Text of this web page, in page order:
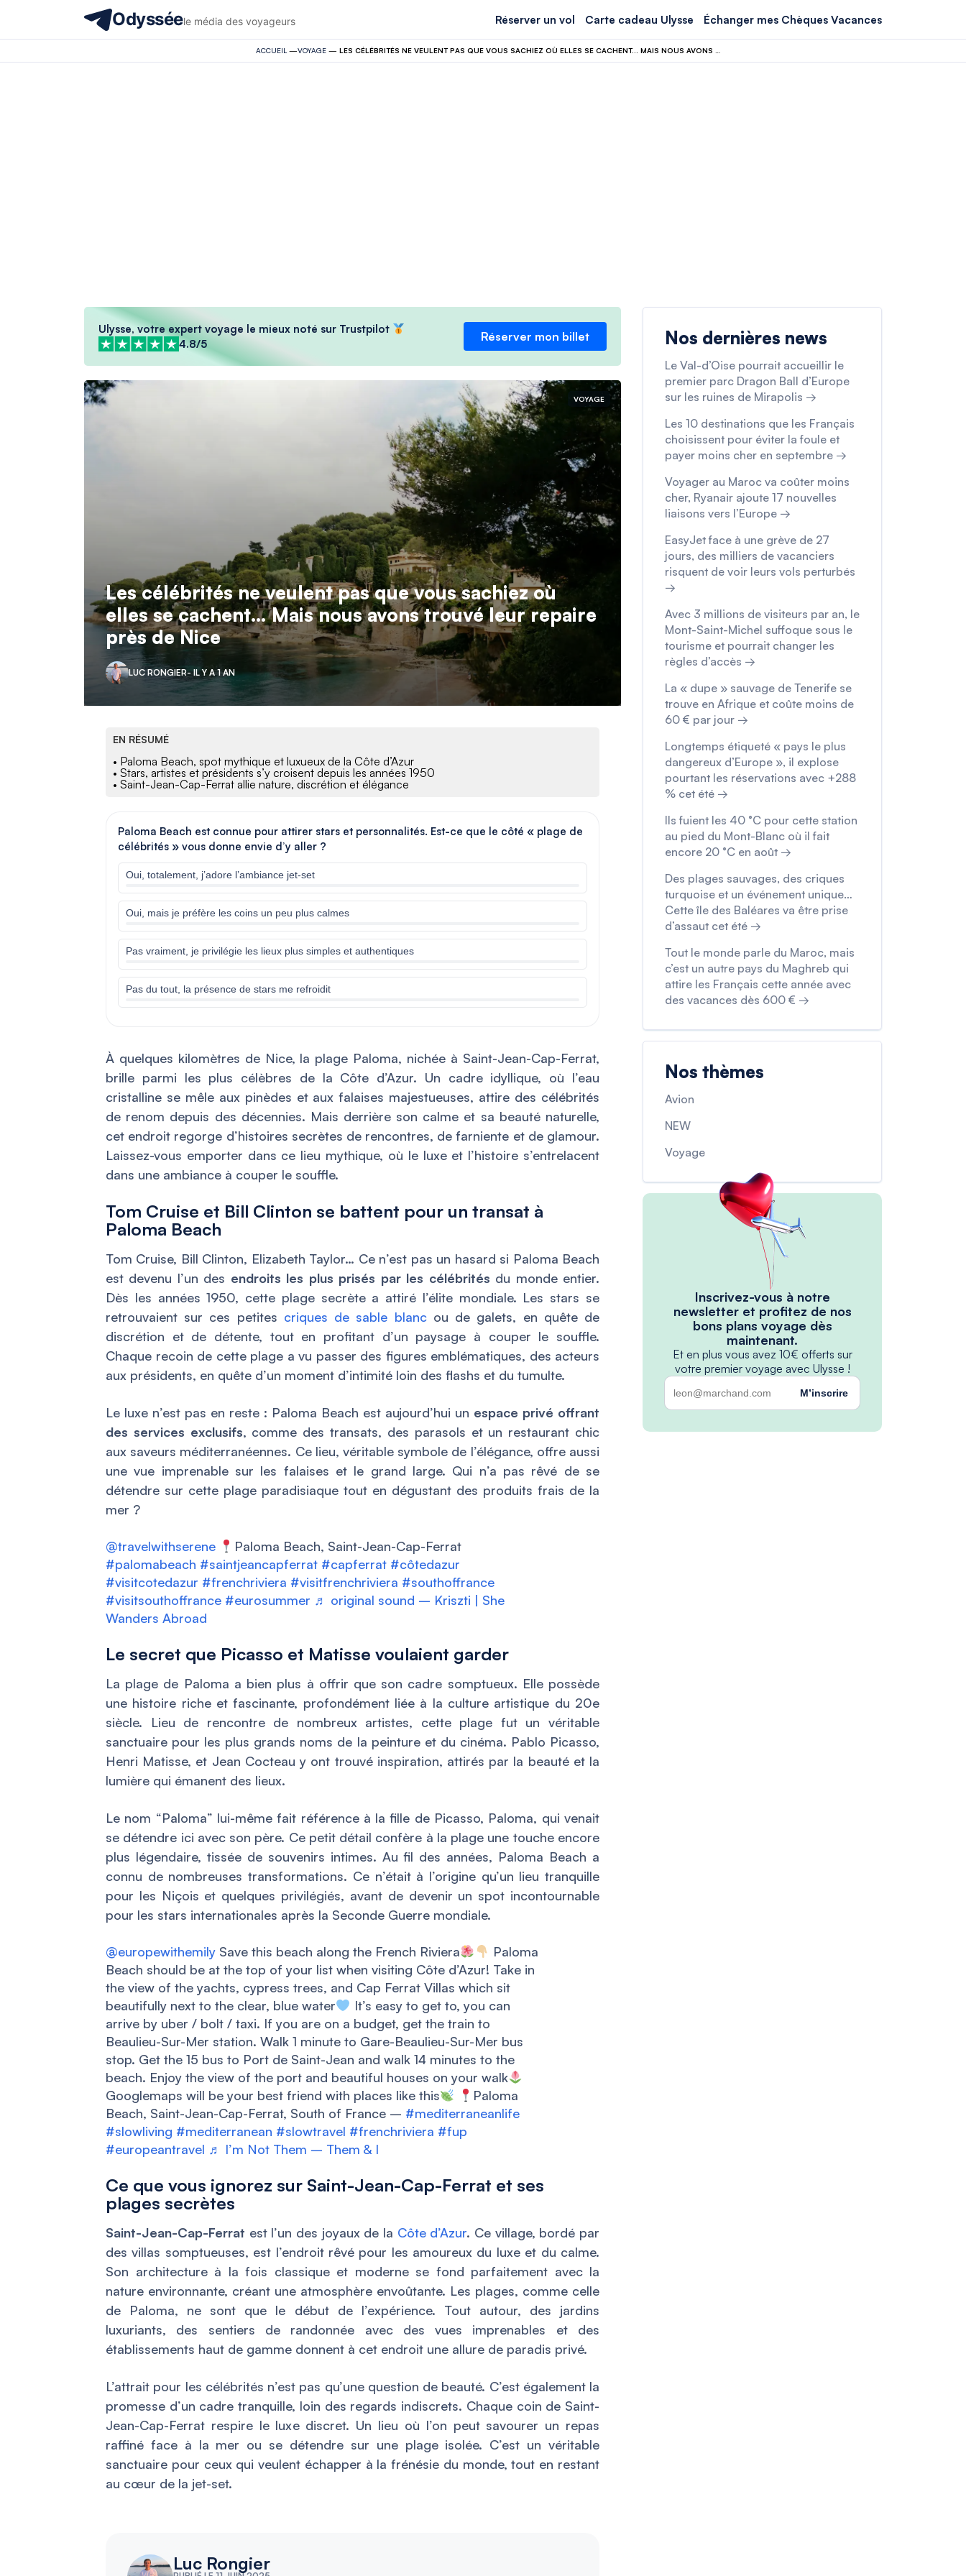
Odysséele média des voyageurs Réserver un vol Carte cadeau Ulysse Échanger mes Chèques Vacances
ACCUEIL —VOYAGE—
Ulysse, votre expert voyage le mieux noté sur Trustpilot
4.8/5
Réserver mon billet
VOYAGE
Les célébrités ne veulent pas que vous sachiez où
elles se cachent… Mais nous avons trouvé leur repaire
près de Nice
LUC RONGIER- IL Y A 1 AN
EN RÉSUMÉ
• Paloma Beach, spot mythique et luxueux de la Côte d’Azur
• Stars, artistes et présidents s’y croisent depuis les années 1950
• Saint-Jean-Cap-Ferrat allie nature, discrétion et élégance
Paloma Beach est connue pour attirer stars et personnalités. Est-ce que le côté « plage de
célébrités » vous donne envie d’y aller ?
Oui, totalement, j’adore l’ambiance jet-set
Oui, mais je préfère les coins un peu plus calmes
Pas vraiment, je privilégie les lieux plus simples et authentiques
Pas du tout, la présence de stars me refroidit
À quelques kilomètres de Nice, la plage Paloma, nichée à Saint-Jean-Cap-Ferrat,
brille parmi les plus célèbres de la Côte d’Azur. Un cadre idyllique, où l’eau
cristalline se mêle aux pinèdes et aux falaises majestueuses, attire des célébrités
de renom depuis des décennies. Mais derrière son calme et sa beauté naturelle,
cet endroit regorge d’histoires secrètes de rencontres, de farniente et de glamour.
Laissez-vous emporter dans ce lieu mythique, où le luxe et l’histoire s’entrelacent
dans une ambiance à couper le souffle.
Tom Cruise et Bill Clinton se battent pour un transat à
Paloma Beach
Tom Cruise, Bill Clinton, Elizabeth Taylor… Ce n’est pas un hasard si Paloma Beach
est devenu l’un des endroits les plus prisés par les célébrités du monde entier.
Dès les années 1950, cette plage secrète a attiré l’élite mondiale. Les stars se
retrouvaient sur ces petites criques de sable blancou de galets, en quête de
discrétion et de détente, tout en profitant d’un paysage à couper le souffle.
Chaque recoin de cette plage a vu passer des figures emblématiques, des acteurs
aux présidents, en quête d’un moment d’intimité loin des flashs et du tumulte.
Le luxe n’est pas en reste : Paloma Beach est aujourd’hui un espace privé offrant
des services exclusifs, comme des transats, des parasols et un restaurant chic
aux saveurs méditerranéennes. Ce lieu, véritable symbole de l’élégance, offre aussi
une vue imprenable sur les falaises et le grand large. Qui n’a pas rêvé de se
détendre sur cette plage paradisiaque tout en dégustant des produits frais de la
mer ?
@travelwithserene
Paloma Beach, Saint-Jean-Cap-Ferrat
#palomabeach #saintjeancapferrat #capferrat #côtedazur
#visitcotedazur #frenchriviera #visitfrenchriviera #southoffrance
#visitsouthoffrance #eurosummer ♬ original sound – Kriszti | She
Wanders Abroad
Le secret que Picasso et Matisse voulaient garder
La plage de Paloma a bien plus à offrir que son cadre somptueux. Elle possède
une histoire riche et fascinante, profondément liée à la culture artistique du 20e
siècle. Lieu de rencontre de nombreux artistes, cette plage fut un véritable
sanctuaire pour les plus grands noms de la peinture et du cinéma. Pablo Picasso,
Henri Matisse, et Jean Cocteau y ont trouvé inspiration, attirés par la beauté et la
lumière qui émanent des lieux.
Le nom “Paloma” lui-même fait référence à la fille de Picasso, Paloma, qui venait
se détendre ici avec son père. Ce petit détail confère à la plage une touche encore
plus légendaire, tissée de souvenirs intimes. Au fil des années, Paloma Beach a
connu de nombreuses transformations. Ce n’était à l’origine qu’un lieu tranquille
pour les Niçois et quelques privilégiés, avant de devenir un spot incontournable
pour les stars internationales après la Seconde Guerre mondiale.
@europewithemily Save this beach along the French Riviera
Paloma
Beach should be at the top of your list when visiting Côte d’Azur! Take in
the view of the yachts, cypress trees, and Cap Ferrat Villas which sit
beautifully next to the clear, blue water
It’s easy to get to, you can
arrive by uber / bolt / taxi. If you are on a budget, get the train to
Beaulieu-Sur-Mer station. Walk 1 minute to Gare-Beaulieu-Sur-Mer bus
stop. Get the 15 bus to Port de Saint-Jean and walk 14 minutes to the
beach. Enjoy the view of the port and beautiful houses on your walk
Googlemaps will be your best friend with places like this
Paloma
Beach, Saint-Jean-Cap-Ferrat, South of France – #mediterraneanlife
#slowliving #mediterranean #slowtravel #frenchriviera #fup
#europeantravel ♬ I’m Not Them – Them & I
Ce que vous ignorez sur Saint-Jean-Cap-Ferrat et ses
plages secrètes
Saint-Jean-Cap-Ferrat est l’un des joyaux de la Côte d’Azur. Ce village, bordé par
des villas somptueuses, est l’endroit rêvé pour les amoureux du luxe et du calme.
Son architecture à la fois classique et moderne se fond parfaitement avec la
nature environnante, créant une atmosphère envoûtante. Les plages, comme celle
de Paloma, ne sont que le début de l’expérience. Tout autour, des jardins
luxuriants, des sentiers de randonnée avec des vues imprenables et des
établissements haut de gamme donnent à cet endroit une allure de paradis privé.
L’attrait pour les célébrités n’est pas qu’une question de beauté. C’est également la
promesse d’un cadre tranquille, loin des regards indiscrets. Chaque coin de Saint-
Jean-Cap-Ferrat respire le luxe discret. Un lieu où l’on peut savourer un repas
raffiné face à la mer ou se détendre sur une plage isolée. C’est un véritable
sanctuaire pour ceux qui veulent échapper à la frénésie du monde, tout en restant
au cœur de la jet-set.
Luc Rongier
Nos dernières news
Le Val-d’Oise pourrait accueillir le
premier parc Dragon Ball d’Europe
sur les ruines de Mirapolis →
Les 10 destinations que les Français
choisissent pour éviter la foule et
payer moins cher en septembre →
Voyager au Maroc va coûter moins
cher, Ryanair ajoute 17 nouvelles
liaisons vers l’Europe →
EasyJet face à une grève de 27
jours, des milliers de vacanciers
risquent de voir leurs vols perturbés
→
Avec 3 millions de visiteurs par an, le
Mont-Saint-Michel suffoque sous le
tourisme et pourrait changer les
règles d’accès →
La « dupe » sauvage de Tenerife se
trouve en Afrique et coûte moins de
60 € par jour →
Longtemps étiqueté « pays le plus
dangereux d’Europe », il explose
pourtant les réservations avec +288
% cet été →
Ils fuient les 40 °C pour cette station
au pied du Mont-Blanc où il fait
encore 20 °C en août →
Des plages sauvages, des criques
turquoise et un événement unique…
Cette île des Baléares va être prise
d’assaut cet été →
Tout le monde parle du Maroc, mais
c’est un autre pays du Maghreb qui
attire les Français cette année avec
des vacances dès 600 € →
Nos thèmes
Avion
NEW
Voyage
Inscrivez-vous à notre
newsletter et profitez de nos
bons plans voyage dès
maintenant.
Et en plus vous avez 10€ offerts sur
votre premier voyage avec Ulysse !
M’inscrire